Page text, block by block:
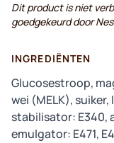
Dit product is niet
goedgekeurd door
INGREDIËNTEN
Glucosestroop,
wei (MELK),
stabilisator: E340,
emulgator: E471,